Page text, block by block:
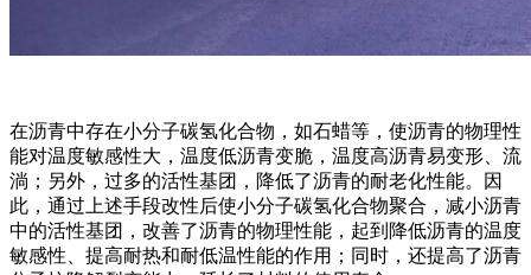
在沥青中存在小分子碳氢化合物，如石蜡等，使沥青的物理性
能对温度敏感性大，温度低沥青变脆，温度高沥青易变形、流
淌；另外，过多的活性基团，降低了沥青的耐老化性能。因
此，通过上述手段改性后使小分子碳氢化合物聚合，减小沥青
中的活性基团，改善了沥青的物理性能，起到降低沥青的温度
敏感性、提高耐热和耐低温性能的作用；同时，还提高了沥青